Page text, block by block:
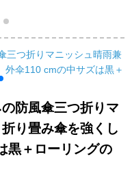
用
めて伞の三つ折りの
钢の伞の多色のラン
ダーな髪を使いま
防風傘三つ折りマ
り畳み傘を強くし
黒＋ローリングの